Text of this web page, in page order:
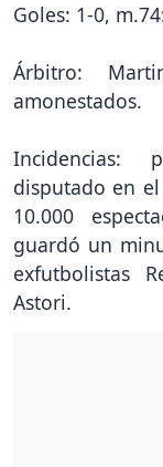
Goles: 1-0,
Árbitro:
amonestados.
Incidencias:
disputado en
10.000
guardó un
exfutbolistas
Astori.